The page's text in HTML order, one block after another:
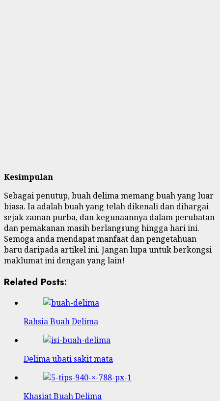
Kesimpulan
Sebagai penutup, buah delima memang buah yang luar
biasa. Ia adalah buah yang telah dikenali dan dihargai
sejak zaman purba, dan kegunaannya dalam perubatan
dan pemakanan masih berlangsung hingga hari ini.
Semoga anda mendapat manfaat dan pengetahuan
baru daripada artikel ini. Jangan lupa untuk berkongsi
maklumat ini dengan yang lain!
Related Posts:
Rahsia Buah Delima
Delima ubati sakit mata
Khasiat Buah Delima